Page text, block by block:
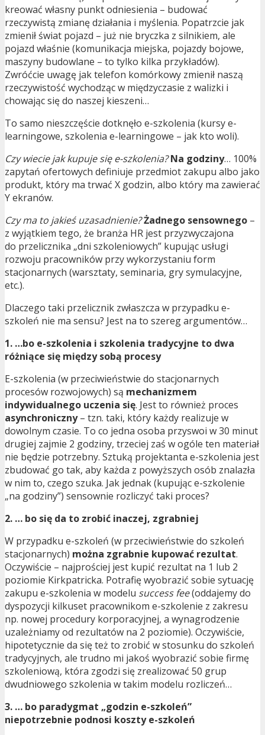
kreować własny punkt odniesienia – budować
rzeczywistą zmianę działania i myślenia. Popatrzcie jak
zmienił świat pojazd – już nie bryczka z silnikiem, ale
pojazd właśnie (komunikacja miejska, pojazdy bojowe,
maszyny budowlane – to tylko kilka przykładów).
Zwróćcie uwagę jak telefon komórkowy zmienił naszą
rzeczywistość wychodząc w międzyczasie z walizki i
chowając się do naszej kieszeni…
To samo nieszczęście dotknęło e-szkolenia (kursy e-
learningowe, szkolenia e-learningowe – jak kto woli).
Czy wiecie jak kupuje się e-szkolenia?Na godziny… 100%
zapytań ofertowych definiuje przedmiot zakupu albo jako
produkt, który ma trwać X godzin, albo który ma zawierać
Y ekranów.
Czy ma to jakieś uzasadnienie?Żadnego sensownego –
z wyjątkiem tego, że branża HR jest przyzwyczajona
do przelicznika „dni szkoleniowych” kupując usługi
rozwoju pracowników przy wykorzystaniu form
stacjonarnych (warsztaty, seminaria, gry symulacyjne,
etc.).
Dlaczego taki przelicznik zwłaszcza w przypadku e-
szkoleń nie ma sensu? Jest na to szereg argumentów…
1. …bo e-szkolenia i szkolenia tradycyjne to dwa
różniące się między sobą procesy
E-szkolenia (w przeciwieństwie do stacjonarnych
procesów rozwojowych) są mechanizmem
indywidualnego uczenia się. Jest to również proces
asynchroniczny– tzn. taki, który każdy realizuje w
dowolnym czasie. To co jedna osoba przyswoi w 30 minut
drugiej zajmie 2 godziny, trzeciej zaś w ogóle ten materiał
nie będzie potrzebny. Sztuką projektanta e-szkolenia jest
zbudować go tak, aby każda z powyższych osób znalazła
w nim to, czego szuka. Jak jednak (kupując e-szkolenie
„na godziny”) sensownie rozliczyć taki proces?
2. … bo się da to zrobić inaczej, zgrabniej
W przypadku e-szkoleń (w przeciwieństwie do szkoleń
stacjonarnych) można zgrabnie kupować rezultat.
Oczywiście – najprościej jest kupić rezultat na 1 lub 2
poziomie Kirkpatricka. Potrafię wyobrazić sobie sytuację
zakupu e-szkolenia w modelu success fee(oddajemy do
dyspozycji kilkuset pracownikom e-szkolenie z zakresu
np. nowej procedury korporacyjnej, a wynagrodzenie
uzależniamy od rezultatów na 2 poziomie). Oczywiście,
hipotetycznie da się też to zrobić w stosunku do szkoleń
tradycyjnych, ale trudno mi jakoś wyobrazić sobie firmę
szkoleniową, która zgodzi się zrealizować 50 grup
dwudniowego szkolenia w takim modelu rozliczeń…
3. … bo paradygmat „godzin e-szkoleń”
niepotrzebnie podnosi koszty e-szkoleń